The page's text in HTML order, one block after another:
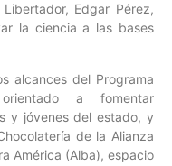
Edgar Pérez,
la ciencia a las bases
alcances del Programa
a fomentar
y jóvenes del estado, y
de la Alianza
América (Alba), espacio